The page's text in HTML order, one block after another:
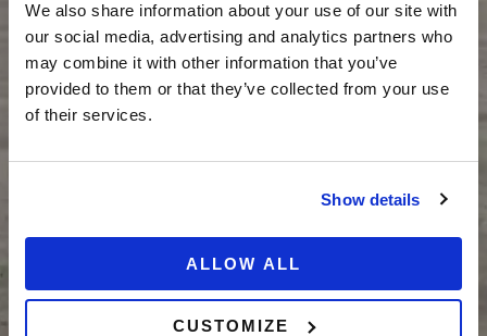
We also share information about your use of our site with
our social media, advertising and analytics partners who
may combine it with other information that you’ve
provided to them or that they’ve collected from your use
of their services.
Show details
ALLOW ALL
CUSTOMIZE